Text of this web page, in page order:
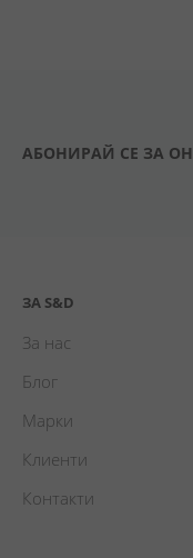
АБОНИРАЙ СЕ ЗА
ЗА S&D
За нас
Блог
Марки
Клиенти
Контакти